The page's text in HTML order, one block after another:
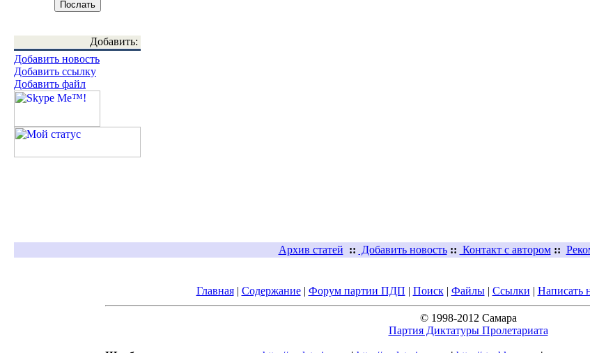
Добавить:
Добавить новость
Добавить ссылку
Добавить файл
Архив статей :: Добавить новость :: Контакт с автором ::
Главная| Содержание| Форум партии ПДП | Поиск| Файлы| Ссылки | Написать
© 1998-2012 Самара
Партия Диктатуры Пролетариата